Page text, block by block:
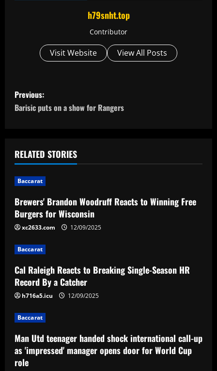
h79snht.top
Contributor
Visit Website View All Posts
P
o
t
n
a
v
i
g
a
t
i
o
n
Previous:
Barisic puts on a show for Rangers
RELATED STORIES
Baccarat
Brewers' Brandon Woodruff Reacts to Winning Free
Burgers for Wisconsin
xc2633.com 12/09/2025
Baccarat
Cal Raleigh Reacts to Breaking Single-Season HR
Record By a Catcher
h716a5.icu 12/09/2025
Baccarat
Man Utd teenager handed shock international call-up
as 'impressed' manager opens door for World Cup
role